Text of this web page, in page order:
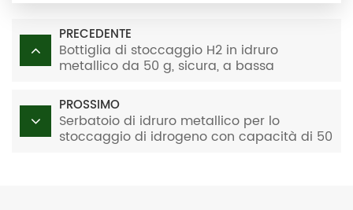
PRECEDENTE
Bottiglia di stoccaggio H2 in idruro
metallico da 50 g, sicura, a bassa
apparecchiature di laboratorio.
PROSSIMO
Serbatoio di idruro metallico per lo
stoccaggio di idrogeno con capacità di 50